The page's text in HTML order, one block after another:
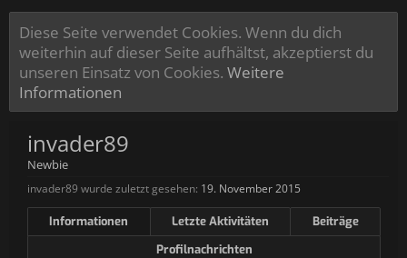
Diese Seite verwendet Cookies. Wenn du dich
weiterhin auf dieser Seite aufhältst, akzeptierst du
unseren Einsatz von Cookies. Weitere
Informationen
invader89
Newbie
invader89 wurde zuletzt gesehen: 19. November 2015
Informationen Letzte Aktivitäten
Beiträge
Profilnachrichten